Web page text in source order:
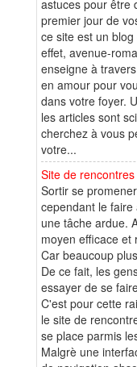
astuces pour être
premier jour de
ce site est un
effet, avenue-
enseigne à
en amour pour
dans votre foyer.
les articles sont
cherchez à vous
votre...
Site de
Sortir se
cependant le
une tâche ardue.
moyen efficace et
Car beaucoup
De ce fait, les
essayer de se
C'est pour cette
le site de
se place parmis
Malgrè une